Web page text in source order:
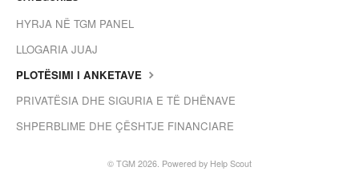
မြန်မာ
o'zbek
HYRJA NË TGM PANEL
LLOGARIA JUAJ
PLOTËSIMI I ANKETAVE
PRIVATËSIA DHE SIGURIA E TË DHËNAVE
SHPERBLIME DHE ÇËSHTJE FINANCIARE
© TGM 2026. Powered by Help Scout